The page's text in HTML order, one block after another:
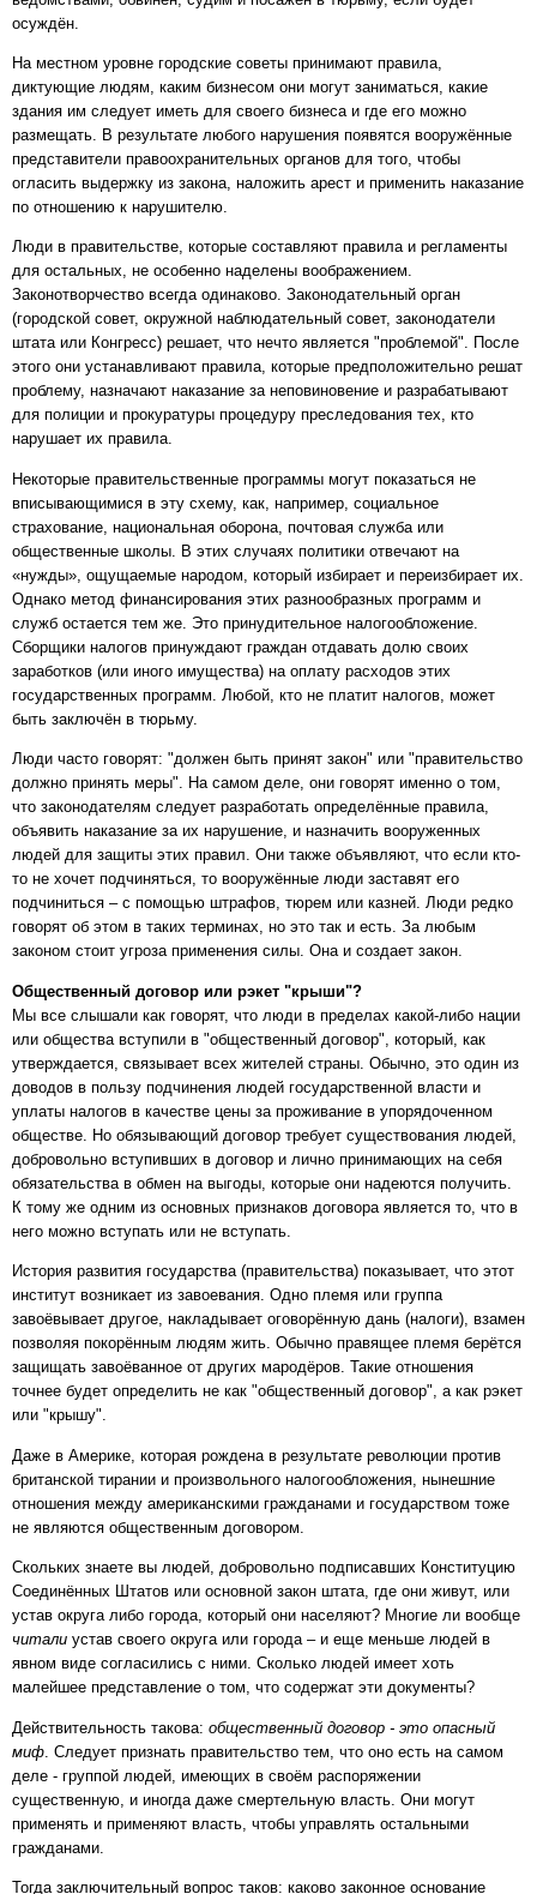
осуждён.
На местном уровне городские советы принимают правила,
диктующие людям, каким бизнесом они могут заниматься, какие
здания им следует иметь для своего бизнеса и где его можно
размещать. В результате любого нарушения появятся вооружённые
представители правоохранительных органов для того, чтобы
огласить выдержку из закона, наложить арест и применить наказание
по отношению к нарушителю.
Люди в правительстве, которые составляют правила и регламенты
для остальных, не особенно наделены воображением.
Законотворчество всегда одинаково. Законодательный орган
(городской совет, окружной наблюдательный совет, законодатели
штата или Конгресс) решает, что нечто является "проблемой". После
этого они устанавливают правила, которые предположительно решат
проблему, назначают наказание за неповиновение и разрабатывают
для полиции и прокуратуры процедуру преследования тех, кто
нарушает их правила.
Некоторые правительственные программы могут показаться не
вписывающимися в эту схему, как, например, социальное
страхование, национальная оборона, почтовая служба или
общественные школы. В этих случаях политики отвечают на
«нужды», ощущаемые народом, который избирает и переизбирает их.
Однако метод финансирования этих разнообразных программ и
служб остается тем же. Это принудительное налогообложение.
Сборщики налогов принуждают граждан отдавать долю своих
заработков (или иного имущества) на оплату расходов этих
государственных программ. Любой, кто не платит налогов, может
быть заключён в тюрьму.
Люди часто говорят: "должен быть принят закон" или "правительство
должно принять меры". На самом деле, они говорят именно о том,
что законодателям следует разработать определённые правила,
объявить наказание за их нарушение, и назначить вооруженных
людей для защиты этих правил. Они также объявляют, что если кто-
то не хочет подчиняться, то вооружённые люди заставят его
подчиниться – с помощью штрафов, тюрем или казней. Люди редко
говорят об этом в таких терминах, но это так и есть. За любым
законом стоит угроза применения силы. Она и создает закон.
Общественный договор или рэкет "крыши"?
Мы все слышали как говорят, что люди в пределах какой-либо нации
или общества вступили в "общественный договор", который, как
утверждается, связывает всех жителей страны. Обычно, это один из
доводов в пользу подчинения людей государственной власти и
уплаты налогов в качестве цены за проживание в упорядоченном
обществе. Но обязывающий договор требует существования людей,
добровольно вступивших в договор и лично принимающих на себя
обязательства в обмен на выгоды, которые они надеются получить.
К тому же одним из основных признаков договора является то, что в
него можно вступать или не вступать.
История развития государства (правительства) показывает, что этот
институт возникает из завоевания. Одно племя или группа
завоёвывает другое, накладывает оговорённую дань (налоги), взамен
позволяя покорённым людям жить. Обычно правящее племя берётся
защищать завоёванное от других мародёров. Такие отношения
точнее будет определить не как "общественный договор", а как рэкет
или "крышу".
Даже в Америке, которая рождена в результате революции против
британской тирании и произвольного налогообложения, нынешние
отношения между американскими гражданами и государством тоже
не являются общественным договором.
Скольких знаете вы людей, добровольно подписавших Конституцию
Соединённых Штатов или основной закон штата, где они живут, или
устав округа либо города, который они населяют? Многие ли вообще
читали устав своего округа или города – и еще меньше людей в
явном виде согласились с ними. Сколько людей имеет хоть
малейшее представление о том, что содержат эти документы?
Действительность такова: общественный договор - это опасный
миф . Следует признать правительство тем, что оно есть на самом
деле - группой людей, имеющих в своём распоряжении
существенную, и иногда даже смертельную власть. Они могут
применять и применяют власть, чтобы управлять остальными
гражданами.
Тогда заключительный вопрос таков: каково законное основание